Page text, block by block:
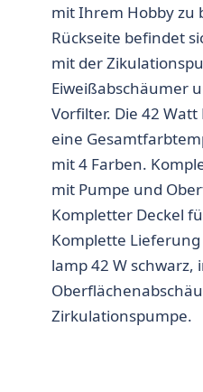
mit Ihrem Hobby zu
Rückseite befindet
mit der
Eiweißabschäumer
Vorfilter. Die 42
eine
mit 4 Farben.
mit Pumpe und
Kompletter Deckel
Komplette
lamp 42 W schwarz,
Zirkulationspumpe.